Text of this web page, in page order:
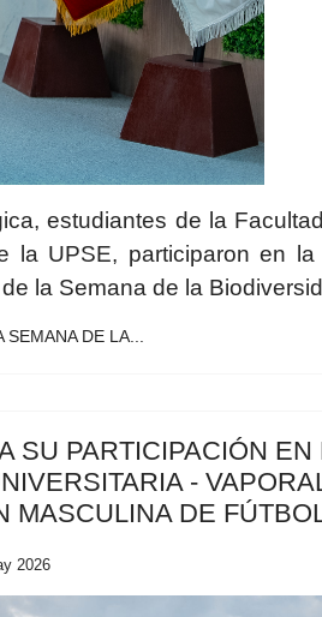
estudiantes de la
UPSE, participaron en la
la Semana de la
DE LA...
SU PARTICIPACIÓN EN
-
MASCULINA DE
2026